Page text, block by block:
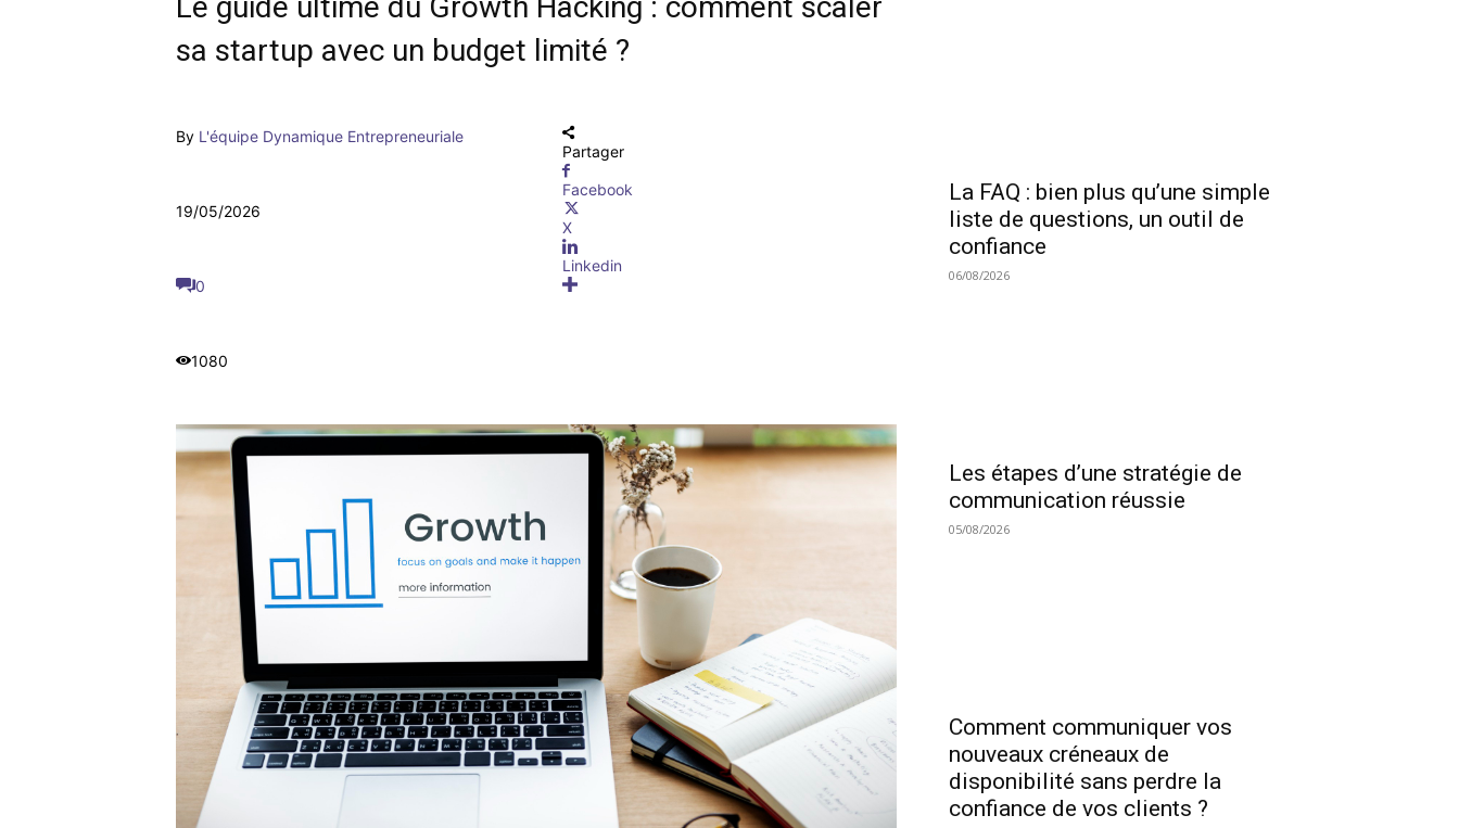
sa startup avec un budget limité ?
By L'équipe Dynamique Entrepreneuriale
19/05/2026
0
1080
Partager
Facebook
X
Linkedin
La FAQ : bien plus qu’une simple
liste de questions, un outil de
confiance
06/08/2026
Les étapes d’une stratégie de
communication réussie
05/08/2026
Comment communiquer vos
nouveaux créneaux de
disponibilité sans perdre la
confiance de vos clients ?